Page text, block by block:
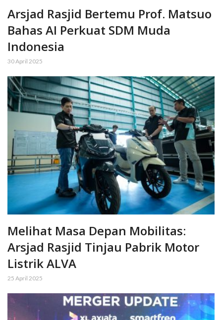
Arsjad Rasjid Bertemu Prof. Matsuo
Bahas AI Perkuat SDM Muda
Indonesia
30 April 2025
Melihat Masa Depan Mobilitas:
Arsjad Rasjid Tinjau Pabrik Motor
Listrik ALVA
25 April 2025